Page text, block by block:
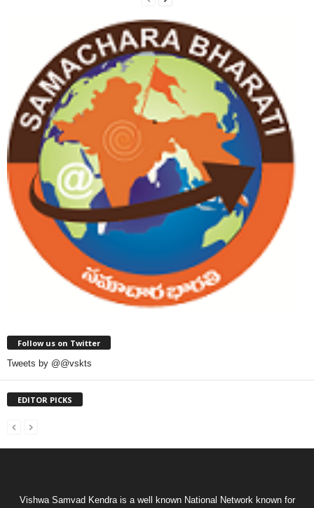
Follow us on Twitter
Tweets by @@vskts
EDITOR PICKS
Vishwa Samvad Kendra is a well known National Network known for